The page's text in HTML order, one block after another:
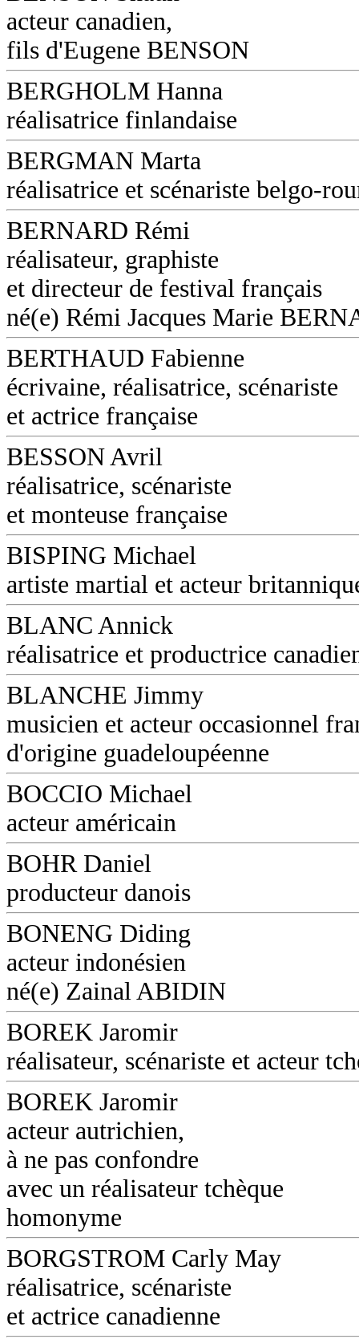
acteur canadien,
fils d'Eugene BENSON
BERGHOLM Hanna
réalisatrice finlandaise
BERGMAN Marta
réalisatrice et scénariste belgo-
BERNARD Rémi
réalisateur, graphiste
et directeur de festival français
né(e) Rémi Jacques Marie
BERTHAUD Fabienne
écrivaine, réalisatrice, scénariste
et actrice française
BESSON Avril
réalisatrice, scénariste
et monteuse française
BISPING Michael
artiste martial et acteur
BLANC Annick
réalisatrice et productrice
BLANCHE Jimmy
musicien et acteur occasionnel
d'origine guadeloupéenne
BOCCIO Michael
acteur américain
BOHR Daniel
producteur danois
BONENG Diding
acteur indonésien
né(e) Zainal ABIDIN
BOREK Jaromir
réalisateur, scénariste et acteur
BOREK Jaromir
acteur autrichien,
à ne pas confondre
avec un réalisateur tchèque
homonyme
BORGSTROM Carly May
réalisatrice, scénariste
et actrice canadienne